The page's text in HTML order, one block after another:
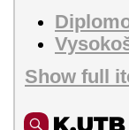
Show full